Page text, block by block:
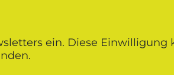
ein. Diese Einwilligung